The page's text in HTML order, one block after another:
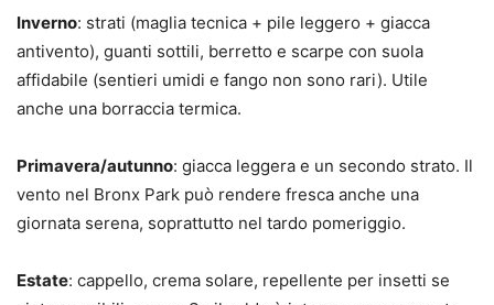
Inverno: strati (maglia tecnica + pile leggero + giacca
antivento), guanti sottili, berretto e scarpe con suola
affidabile (sentieri umidi e fango non sono rari). Utile
anche una borraccia termica.
Primavera/autunno: giacca leggera e un secondo strato. Il
vento nel Bronx Park può rendere fresca anche una
giornata serena, soprattutto nel tardo pomeriggio.
Estate: cappello, crema solare, repellente per insetti se